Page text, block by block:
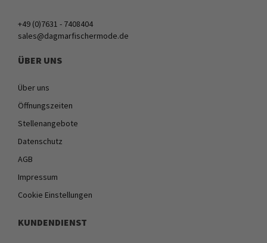
+49 (0)7631 - 7408404
sales@dagmarfischermode.de
ÜBER UNS
Über uns
Öffnungszeiten
Stellenangebote
Datenschutz
AGB
Impressum
Cookie Einstellungen
KUNDENDIENST